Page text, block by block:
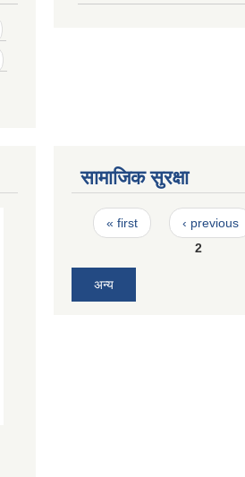
सामाजिक सुरक्षा
Pages
« first
‹ previous
2
अन्य